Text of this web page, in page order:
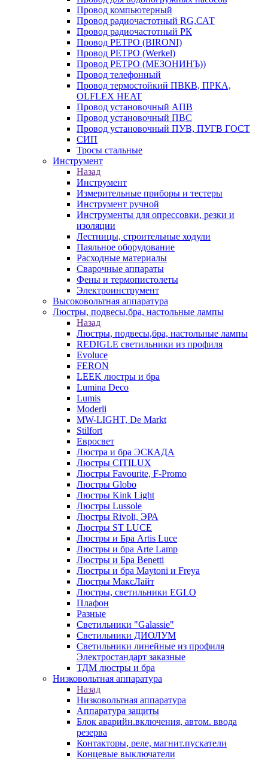
Провод компьютерный
Провод радиочастотный RG,САТ
Провод радиочастотный РК
Провод РЕТРО (BIRONI)
Провод РЕТРО (Werkel)
Провод РЕТРО (МЕЗОНИНЪ))
Провод телефонный
Провод термостойкий ПВКВ, ПРКА,
OLFLEX HEAT
Провод установочный АПВ
Провод установочный ПВС
Провод установочный ПУВ, ПУГВ ГОСТ
СИП
Тросы стальные
Инструмент
Назад
Инструмент
Измерительные приборы и тестеры
Инструмент ручной
Инструменты для опрессовки, резки и
изоляции
Лестницы, строительные ходули
Паяльное оборудование
Расходные материалы
Сварочные аппараты
Фены и термопистолеты
Электроинструмент
Высоковольтная аппаратура
Люстры, подвесы,бра, настольные лампы
Назад
Люстры, подвесы,бра, настольные лампы
REDIGLE светильники из профиля
Evoluce
FERON
LEEK люстры и бра
Lumina Deco
Lumis
Moderli
MW-LIGHT, De Markt
Stilfort
Евросвет
Люстра и бра ЭСКАДА
Люстры CITILUX
Люстры Favourite, F-Promo
Люстры Globo
Люстры Kink Light
Люстры Lussole
Люстры Rivoli, ЭРА
Люстры ST LUCE
Люстры и Бра Artis Luce
Люстры и бра Arte Lamp
Люстры и Бра Benetti
Люстры и бра Maytoni и Freya
Люстры МаксЛайт
Люстры, светильники EGLO
Плафон
Разные
Светильники "Galassie"
Светильники ДИОЛУМ
Светильники линейные из профиля
Электростандарт заказные
ТДМ люстры и бра
Низковольтная аппаратура
Назад
Низковольтная аппаратура
Аппаратура защиты
Блок аварийн.включения, автом. ввода
резерва
Контакторы, реле, магнит.пускатели
Концевые выключатели